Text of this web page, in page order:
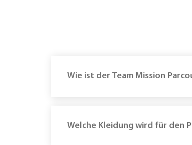
Wie ist der Team Mission
Welche Kleidung wird für den